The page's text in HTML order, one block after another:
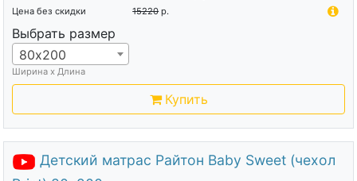
Цена без скидки 15220 р.
Выбрать размер
80х200
Ширина х Длина
Купить
Детский матрас Райтон Baby Sweet (чехол